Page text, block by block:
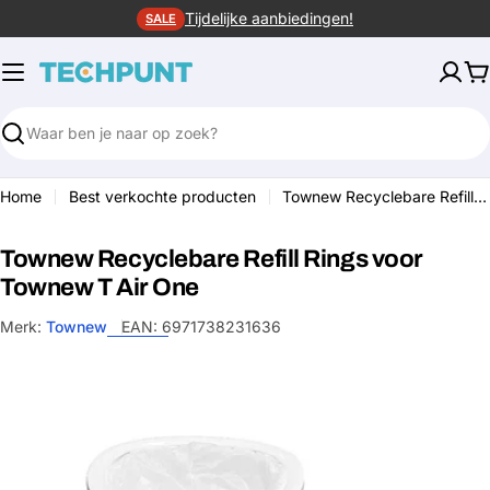
naar
inhoud
SALE Tijdelijke aanbiedingen!
Zoeken
Home Best verkochte producten Townew Recyclebare Refill Rings voor Townew T Air One
Townew Recyclebare Refill Rings voor
Townew T Air One
Merk: Townew EAN: 6971738231636